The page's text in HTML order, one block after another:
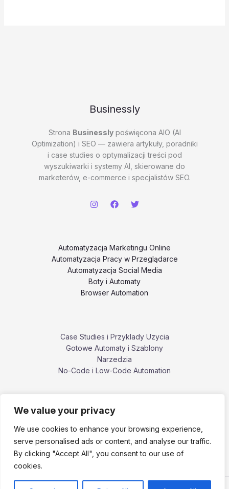
We value your privacy
We use cookies to enhance your browsing experience,
serve personalised ads or content, and analyse our traffic.
By clicking "Accept All", you consent to our use of
cookies.
Businessly
Strona Businesslypoświęcona AIO (AI
Optimization) i SEO — zawiera artykuły, poradniki
i case studies o optymalizacji treści pod
wyszukiwarki i systemy AI, skierowane do
marketerów, e-commerce i specjalistów SEO.
Automatyzacja Marketingu Online
Automatyzacja Pracy w Przeglądarce
Automatyzacja Social Media
Boty i Automaty
Browser Automation
Case Studies i Przyklady Uzycia
Gotowe Automaty i Szablony
Narzedzia
No-Code i Low-Code Automation
Poradniki i Tutoriale
Porownania i Alternatywy Narzedzi
Problemy, Bledy i Ograniczenia
ZennoPoster i ekosystem ZennoLab